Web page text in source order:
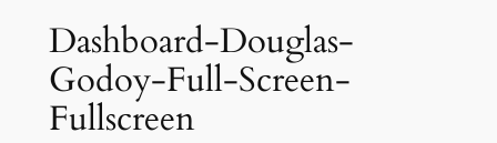
Dashboard-Douglas-
Godoy-Full-Screen-
Fullscreen